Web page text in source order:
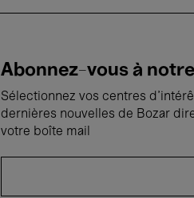
Abonnez-vous à
Sélectionnez vos centres
dernières nouvelles de Bozar
votre boîte mail